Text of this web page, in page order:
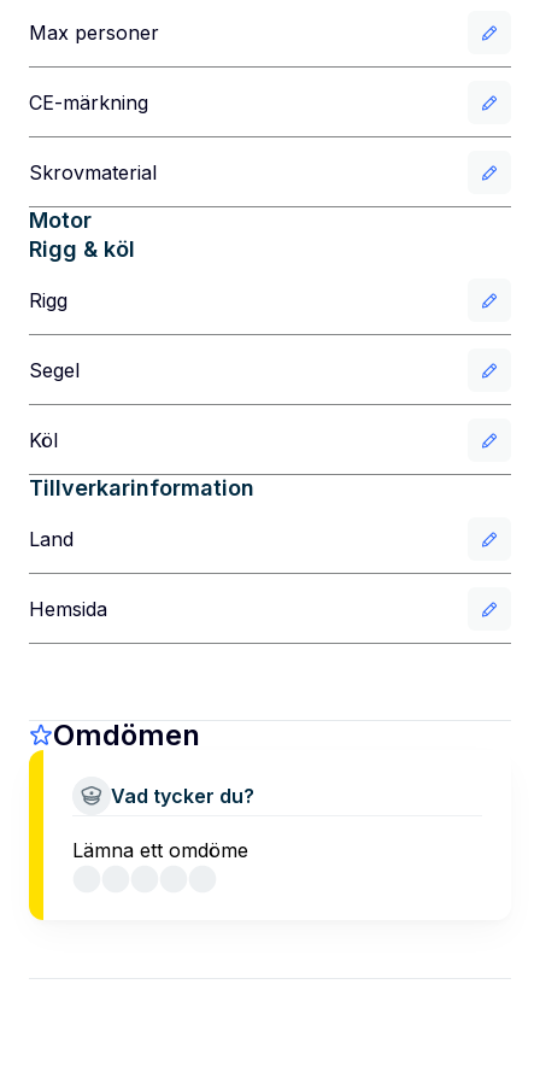
Max personer
CE-märkning
Skrovmaterial
Motor
Rigg & köl
Rigg
Segel
Köl
Tillverkarinformation
Land
Hemsida
Omdömen
Vad tycker du?
Lämna ett omdöme